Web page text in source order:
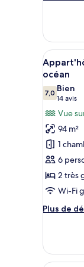
en
front
de
mer
le
type
de
chambre
chambre,
balcon,
en
front
de
mer
toutes
les
photos
pour
ce
type
de
2
jets,
vue
23
océan
7,07,0 sur 10
Bien
14 avis
(14 avis)
Vue
94 m²
1
6
2 très
Wi-Fi
Plus de
Plus
le
type